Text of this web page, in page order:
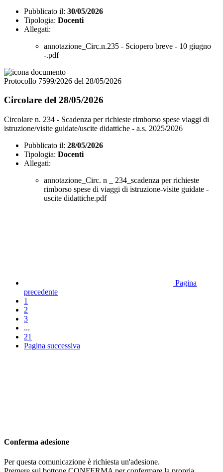
Pubblicato il: 30/05/2026
Tipologia: Docenti
Allegati:
annotazione_Circ.n.235 - Sciopero breve - 10 giugno
-.pdf
Protocollo 7599/2026 del 28/05/2026
Circolare del 28/05/2026
Circolare n. 234 - Scadenza per richieste rimborso spese viaggi di
istruzione/visite guidate/uscite didattiche - a.s. 2025/2026
Pubblicato il: 28/05/2026
Tipologia: Docenti
Allegati:
annotazione_Circ. n _ 234_scadenza per richieste
rimborso spese di viaggi di istruzione-visite guidate -
uscite didattiche.pdf
Pagina
precedente
1
2
3
...
21
Pagina successiva
Conferma adesione
Per questa comunicazione è richiesta un'adesione.